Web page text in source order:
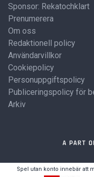
Sponsor: Rekatochklart
Prenumerera
Om oss
Redaktionell policy
Användarvillkor
Cookiepolicy
Personuppgiftspolicy
Publiceringspolicy för
Arkiv
Spel utan konto innebär att